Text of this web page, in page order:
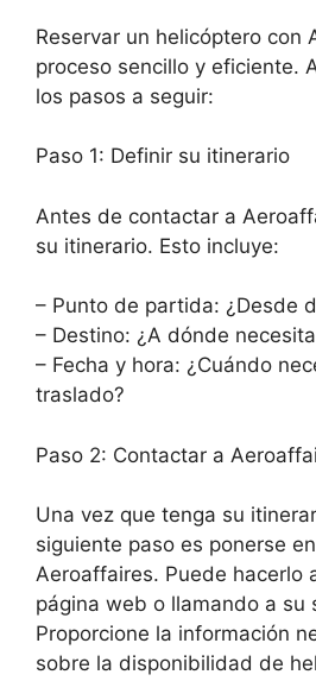
Reservar un helicóptero con
proceso sencillo y eficiente.
los pasos a seguir:
Paso 1: Definir su itinerario
Antes de contactar a
su itinerario. Esto incluye:
– Punto de partida: ¿Desde
– Destino: ¿A dónde
– Fecha y hora: ¿Cuándo
traslado?
Paso 2: Contactar a
Una vez que tenga su
siguiente paso es ponerse
Aeroaffaires. Puede hacerlo
página web o llamando a su
Proporcione la información
sobre la disponibilidad de